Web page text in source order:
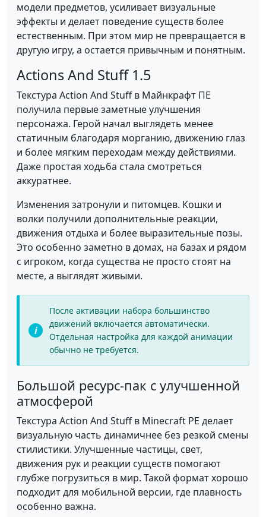
модели предметов, усиливает визуальные
эффекты и делает поведение существ более
естественным. При этом мир не превращается в
другую игру, а остается привычным и понятным.
Actions And Stuff 1.5
Текстура Action And Stuff в Майнкрафт ПЕ
получила первые заметные улучшения
персонажа. Герой начал выглядеть менее
статичным благодаря морганию, движению глаз
и более мягким переходам между действиями.
Даже простая ходьба стала смотреться
аккуратнее.
Изменения затронули и питомцев. Кошки и
волки получили дополнительные реакции,
движения отдыха и более выразительные позы.
Это особенно заметно в домах, на базах и рядом
с игроком, когда существа не просто стоят на
месте, а выглядят живыми.
После активации набора большинство
движений включается автоматически.
Отдельная настройка для каждой анимации
обычно не требуется.
Большой ресурс-пак с улучшенной
атмосферой
Текстура Action And Stuff в Minecraft PE делает
визуальную часть динамичнее без резкой смены
стилистики. Улучшенные частицы, свет,
движения рук и реакции существ помогают
глубже погрузиться в мир. Такой формат хорошо
подходит для мобильной версии, где плавность
особенно важна.